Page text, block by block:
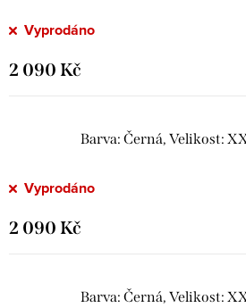
Vyprodáno
2 090 Kč
Barva: Černá, Velikost:
Vyprodáno
2 090 Kč
Barva: Černá, Velikost: